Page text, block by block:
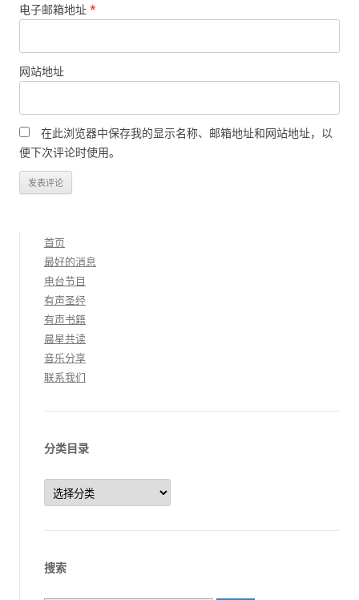
电子邮箱地址 *
网站地址
在此浏览器中保存我的显示名称、邮箱地址和网站地址，以
便下次评论时使用。
首页
最好的消息
电台节目
有声圣经
有声书籍
晨星共读
音乐分享
联系我们
分类目录
分
类
目
搜索